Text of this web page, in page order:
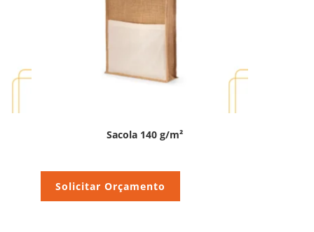
Sacola 140 g/m²
Solicitar Orçamento